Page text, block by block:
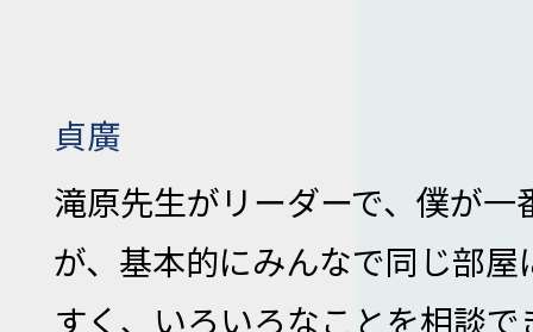
貞廣
滝原先生がリーダーで、僕が
が、基本的にみんなで同じ部
すく、いろいろなことを相談